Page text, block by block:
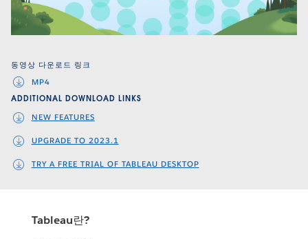
Video
동영상 다운로드 링크
MP4
ADDITIONAL DOWNLOAD LINKS
NEW FEATURES
UPGRADE TO 2023.1
TRY A FREE TRIAL OF TABLEAU DESKTOP
Tableau란?